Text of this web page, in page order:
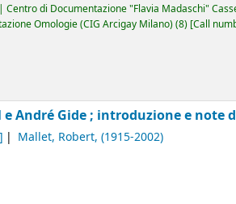
Centro di Documentazione "Flavia Madaschi"
Omologie (CIG Arcigay Milano)(8) Call
e André Gide ; introduzione e note
Mallet, Robert, (1915-2002)